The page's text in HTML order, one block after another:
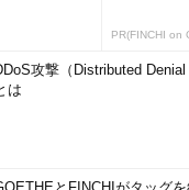
いく中で、Xファイルに
ームが登場することが分
もあることから、彼らが
である。とはいえ、彼ら
PR(FINCHI on
攻撃（Distributed
は